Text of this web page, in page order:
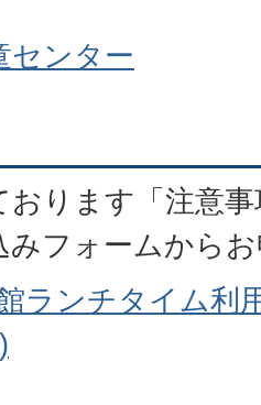
センター
おります「注意
みフォームから
ランチタイム利